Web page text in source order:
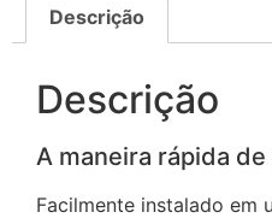
Descrição
Descrição
A maneira rápida
Facilmente instalado em